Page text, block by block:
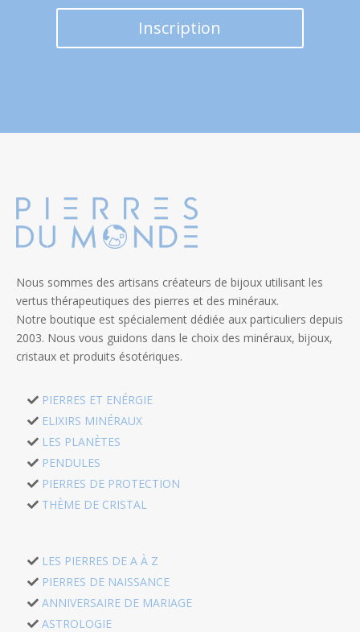
Inscription
Nous sommes des artisans créateurs de bijoux utilisant les
vertus thérapeutiques des pierres et des minéraux.
Notre boutique est spécialement dédiée aux particuliers depuis
2003. Nous vous guidons dans le choix des minéraux, bijoux,
cristaux et produits ésotériques.
PIERRES ET ENÉRGIE
ELIXIRS MINÉRAUX
LES PLANÈTES
PENDULES
PIERRES DE PROTECTION
THÈME DE CRISTAL
LES PIERRES DE A À Z
PIERRES DE NAISSANCE
ANNIVERSAIRE DE MARIAGE
ASTROLOGIE